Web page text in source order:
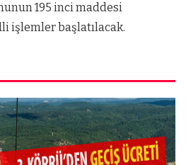
195 inci maddesi
işlemler başlatılacak.